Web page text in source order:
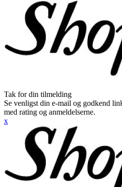
Tak for din tilmelding
Se venligst din e-mail og godkend
med rating og anmeldelserne.
x